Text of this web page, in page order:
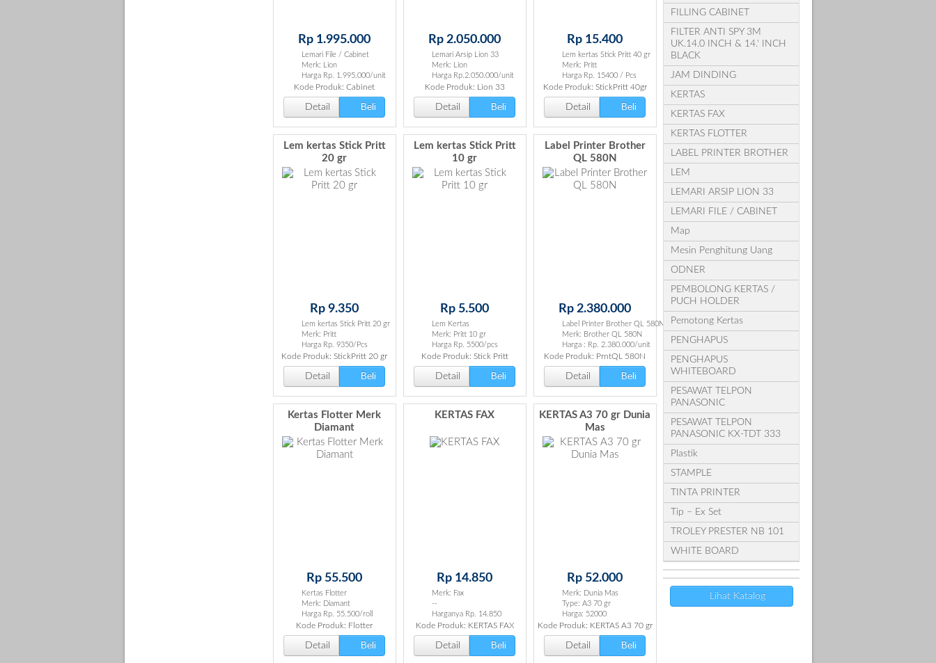
Rp 1.995.000
Lemari File / Cabinet
Merk: Lion
Harga Rp. 1.995.000/unit
Kode Produk: Cabinet
Detail Beli
Rp 2.050.000
Lemari Arsip Lion 33
Merk: Lion
Harga Rp.2.050.000/unit
Kode Produk: Lion 33
Detail Beli
Rp 15.400
Lem kertas Stick Pritt 40 gr
Merk: Pritt
Harga Rp. 15400 / Pcs
Kode Produk: StickPritt 40gr
Detail Beli
Lem kertas Stick Pritt
20 gr
Rp 9.350
Lem kertas Stick Pritt 20 gr
Merk: Pritt
Harga Rp. 9350/Pcs
Kode Produk: StickPritt 20 gr
Detail Beli
Lem kertas Stick Pritt
10 gr
Rp 5.500
Lem Kertas
Merk: Pritt 10 gr
Harga Rp. 5500/pcs
Kode Produk: Stick Pritt
Detail Beli
Label Printer Brother
QL 580N
Rp 2.380.000
Label Printer Brother QL 580N
Merk: Brother QL 580N
Harga : Rp. 2.380.000/unit
Kode Produk: PrntQL 580N
Detail Beli
Kertas Flotter Merk
Diamant
Rp 55.500
Kertas Flotter
Merk: Diamant
Harga Rp. 55.500/roll
Kode Produk: Flotter
Detail Beli
KERTAS FAX
Rp 14.850
Merk: Fax
--
Harganya Rp. 14.850
Kode Produk: KERTAS FAX
Detail Beli
KERTAS A3 70 gr Dunia
Mas
Rp 52.000
Merk: Dunia Mas
Type: A3 70 gr
Harga: 52000
Kode Produk: KERTAS A3 70 gr
Detail Beli
FILLING CABINET
FILTER ANTI SPY 3M
UK.14.0 INCH & 14.' INCH
BLACK
JAM DINDING
KERTAS
KERTAS FAX
KERTAS FLOTTER
LABEL PRINTER BROTHER
LEM
LEMARI ARSIP LION 33
LEMARI FILE / CABINET
Map
Mesin Penghitung Uang
ODNER
PEMBOLONG KERTAS /
PUCH HOLDER
Pemotong Kertas
PENGHAPUS
PENGHAPUS
WHITEBOARD
PESAWAT TELPON
PANASONIC
PESAWAT TELPON
PANASONIC KX-TDT 333
Plastik
STAMPLE
TINTA PRINTER
Tip – Ex Set
TROLEY PRESTER NB 101
WHITE BOARD
Lihat Katalog